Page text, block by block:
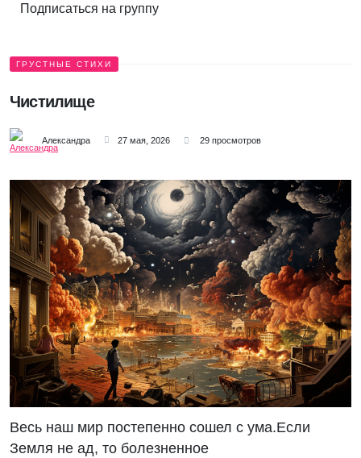
Подписаться на группу
ГРУСТНЫЕ СТИХИ
Чистилище
Александра 27 мая, 2026 29 просмотров
Весь наш мир постепенно сошел с ума.Если
Земля не ад, то болезненное